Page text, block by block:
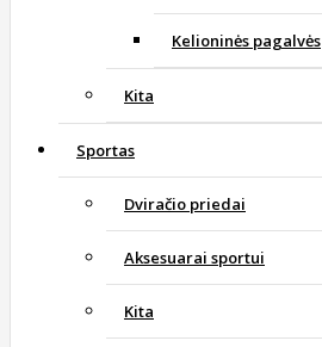
Kelioninės pagalvės
Kita
Sportas
Dviračio priedai
Aksesuarai sportui
Kita